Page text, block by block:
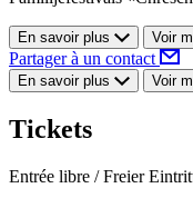
En savoir plus Voir
Partager à un contact
En savoir plus Voir
Tickets
Entrée libre / Freier